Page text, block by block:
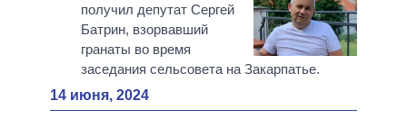
получил депутат Сергей
Батрин, взорвавший
гранаты во время
заседания сельсовета на Закарпатье.
14 июня, 2024